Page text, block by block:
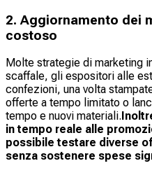
2. Aggiornamento dei
costoso
Molte strategie di marketing
scaffale, gli espositori alle
confezioni, una volta
offerte a tempo limitato o
tempo e nuovi materiali.
in tempo reale alle
possibile testare diverse
senza sostenere spese